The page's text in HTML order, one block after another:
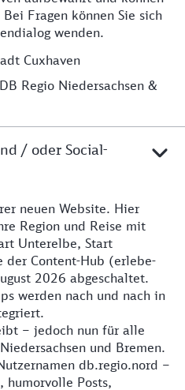
Fragen können Sie sich
wenden.
Cuxhaven
Regio Niedersachsen &
/ oder Social-
neuen Website. Hier
Region und Reise mit
Unterelbe, Start
der Content-Hub (erlebe-
2026 abgeschaltet.
werden nach und nach in
– jedoch nun für alle
und Bremen.
db.regio.nord –
humorvolle Posts,